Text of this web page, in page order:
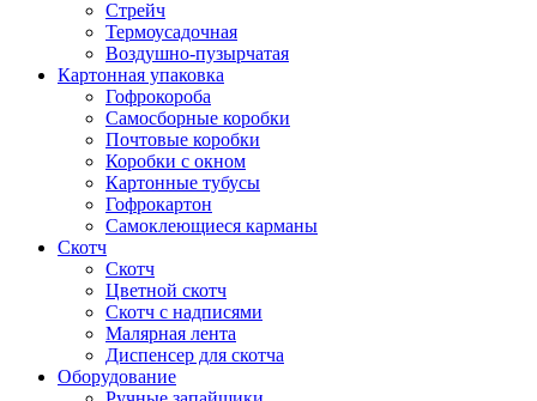
Стрейч
Термоусадочная
Воздушно-пузырчатая
Картонная упаковка
Гофрокороба
Самосборные коробки
Почтовые коробки
Коробки с окном
Картонные тубусы
Гофрокартон
Самоклеющиеся карманы
Скотч
Скотч
Цветной скотч
Скотч с надписями
Малярная лента
Диспенсер для скотча
Оборудование